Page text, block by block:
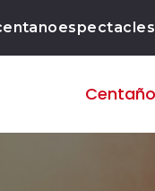
Centaño